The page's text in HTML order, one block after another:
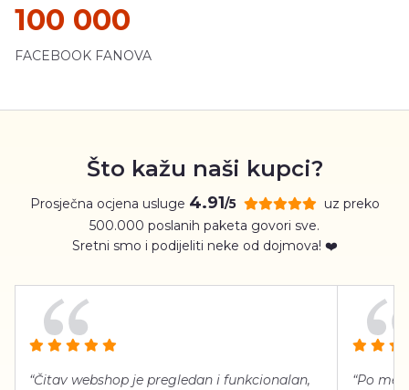
100 000
FACEBOOK FANOVA
Što kažu naši kupci?
Prosječna ocjena usluge 4.91/5
uz preko
500.000 poslanih paketa govori sve.
Sretni smo i podijeliti neke od dojmova! ❤️
“Čitav webshop je pregledan i funkcionalan,
“Po